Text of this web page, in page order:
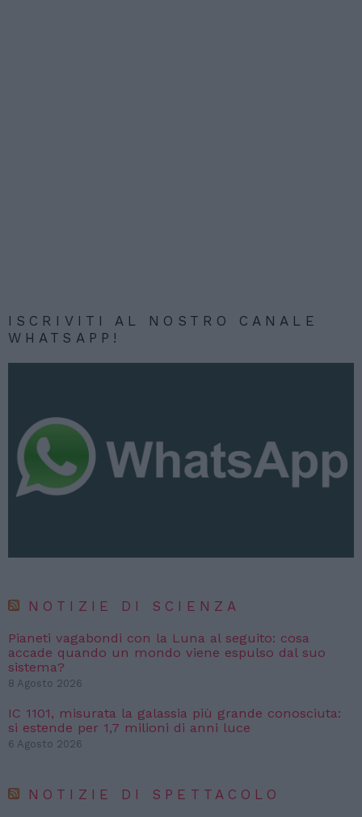
ISCRIVITI AL NOSTRO CANALE
WHATSAPP!
NOTIZIE DI SCIENZA
Pianeti vagabondi con la Luna al seguito: cosa
accade quando un mondo viene espulso dal suo
sistema?
8 Agosto 2026
IC 1101, misurata la galassia più grande conosciuta:
si estende per 1,7 milioni di anni luce
6 Agosto 2026
NOTIZIE DI SPETTACOLO